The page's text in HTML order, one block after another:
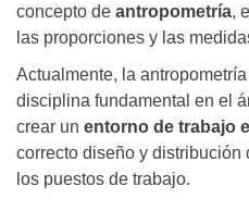
concepto de antropometría,
las proporciones y las
Actualmente, la
disciplina fundamental en el
crear un entorno de trabajo
correcto diseño y
los puestos de trabajo.